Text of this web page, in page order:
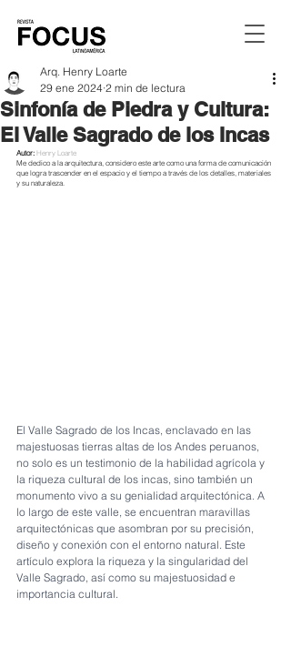
Sinfonía de Piedra y Cultura:
El Valle Sagrado de los Incas
Arq. Henry Loarte
29 ene 2024 2 min de lectura
Autor: Henry Loarte
Me dedico a la arquitectura, considero este arte como una forma de comunicación
que logra trascender en el espacio y el tiempo a través de los detalles, materiales
y su naturaleza.
El Valle Sagrado de los Incas, enclavado en las
majestuosas tierras altas de los Andes peruanos,
no solo es un testimonio de la habilidad agrícola y
la riqueza cultural de los incas, sino también un
monumento vivo a su genialidad arquitectónica. A
lo largo de este valle, se encuentran maravillas
arquitectónicas que asombran por su precisión,
diseño y conexión con el entorno natural. Este
artículo explora la riqueza y la singularidad del
Valle Sagrado, así como su majestuosidad e
importancia cultural.